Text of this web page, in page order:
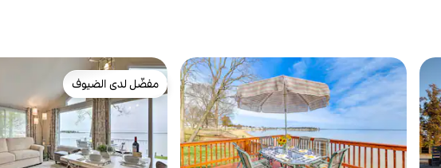
مفضّل لدى الضيوف
مفضّل لدى الضيوف